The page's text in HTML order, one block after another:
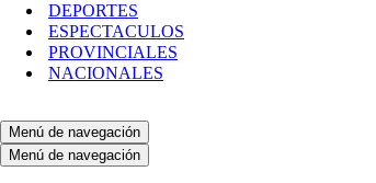
DEPORTES
ESPECTACULOS
PROVINCIALES
NACIONALES
Menú de navegación
Menú de navegación